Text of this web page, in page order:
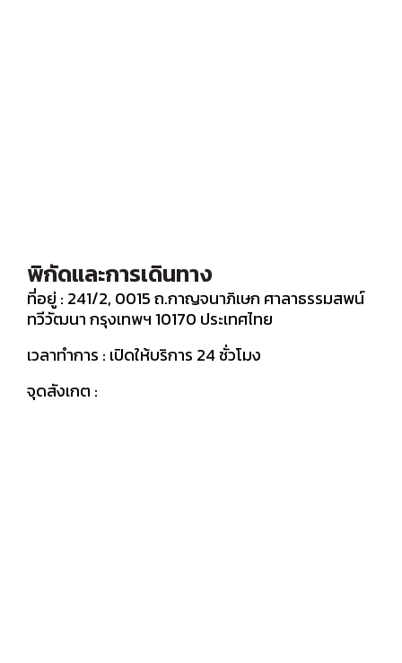
พิกัดและการเดินทาง
ที่อยู่ : 241/2, 0015 ถ.กาญจนาภิเษก ศาลาธรรมสพน์
ทวีวัฒนา กรุงเทพฯ 10170 ประเทศไทย
เวลาทำการ : เปิดให้บริการ 24 ชั่วโมง
จุดสังเกต :